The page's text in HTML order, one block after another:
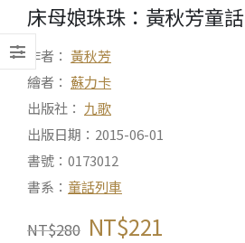
床母娘珠珠：黃秋芳童話
作者： 黃秋芳
繪者： 蘇力卡
出版社： 九歌
出版日期：2015-06-01
書號：0173012
書系： 童話列車
NT$280 NT$221